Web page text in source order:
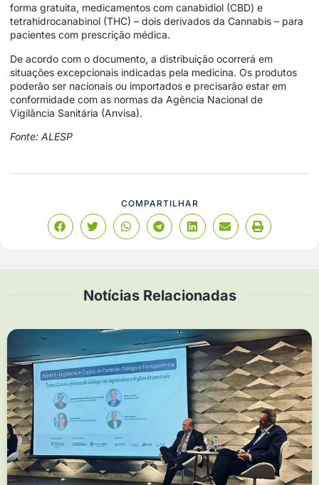
forma gratuita, medicamentos com canabidiol (CBD) e
tetrahidrocanabinol (THC) – dois derivados da Cannabis – para
pacientes com prescrição médica.
De acordo com o documento, a distribuição ocorrerá em
situações excepcionais indicadas pela medicina. Os produtos
poderão ser nacionais ou importados e precisarão estar em
conformidade com as normas da Agência Nacional de
Vigilância Sanitária (Anvisa).
Fonte: ALESP
COMPARTILHAR
Notícias Relacionadas